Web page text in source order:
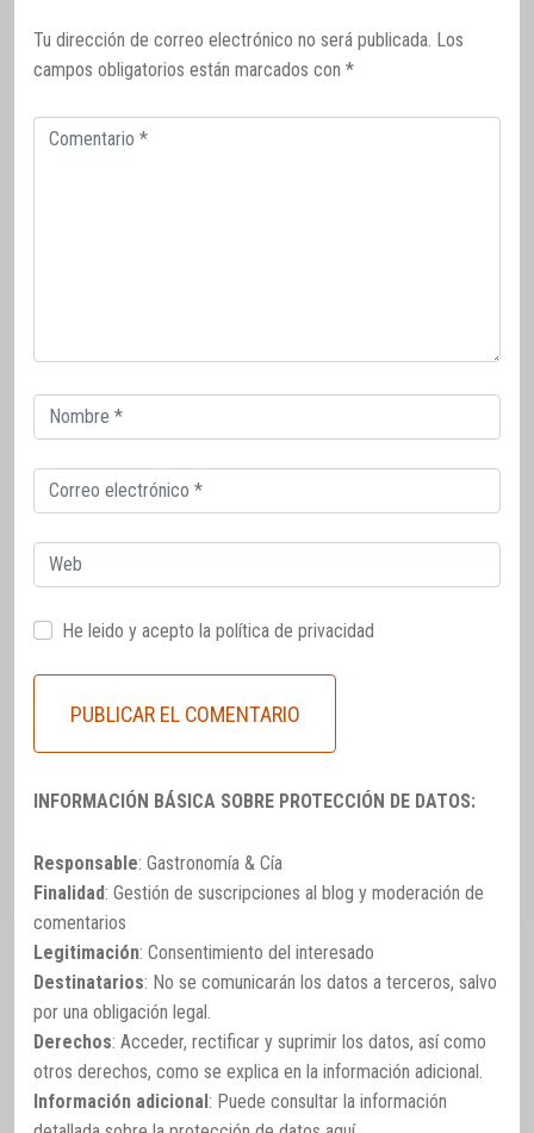
Tu dirección de correo electrónico no será publicada. Los
campos obligatorios están marcados con *
Comentario
Correo
electrónico
Correo
electrónico
Web
He leido y acepto la política de privacidad
INFORMACIÓN BÁSICA SOBRE PROTECCIÓN DE DATOS:
Responsable: Gastronomía & Cía
Finalidad: Gestión de suscripciones al blog y moderación de
comentarios
Legitimación: Consentimiento del interesado
Destinatarios: No se comunicarán los datos a terceros, salvo
por una obligación legal.
Derechos: Acceder, rectificar y suprimir los datos, así como
otros derechos, como se explica en la información adicional.
Información adicional: Puede consultar la información